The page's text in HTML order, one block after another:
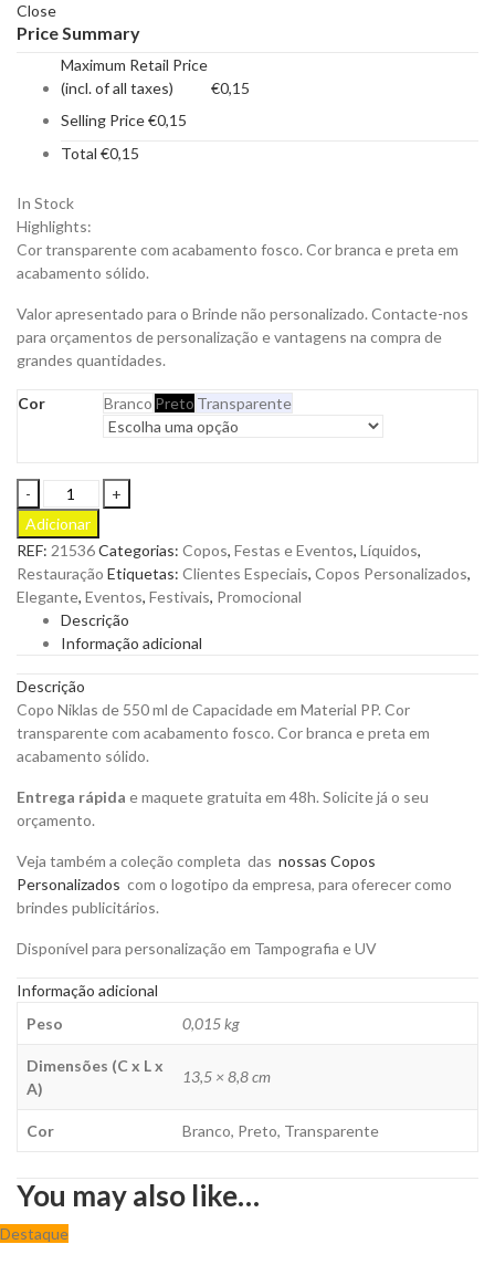
Close
Price Summary
Maximum Retail Price
(incl. of all taxes)
€0,15
Selling Price€0,15
Total €0,15
In Stock
Highlights:
Cor transparente com acabamento fosco. Cor branca e preta em
acabamento sólido.
Valor apresentado para o Brinde não personalizado. Contacte-nos
para orçamentos de personalização e vantagens na compra de
grandes quantidades.
Cor Branco Preto Transparente
Copo
Niklas
de
500
ml
em
PP
com
em
Fosco
para
Personalizar
quantity
Adicionar
REF: 21536Categorias: Copos, Festas e Eventos, Líquidos,
Restauração Etiquetas: Clientes Especiais, Copos Personalizados,
Elegante, Eventos, Festivais, Promocional
Descrição
Informação adicional
Descrição
Copo Niklas de 550 ml de Capacidade em Material PP. Cor
transparente com acabamento fosco. Cor branca e preta em
acabamento sólido.
Entrega rápida e maquete gratuita em 48h. Solicite já o seu
orçamento.
Veja também a coleção completa das nossas Copos
Personalizados com o logotipo da empresa, para oferecer como
brindes publicitários.
Disponível para personalização em Tampografia e UV
Informação adicional
Peso
0,015 kg
Dimensões (C x L x
A)
13,5 × 8,8 cm
Cor Branco, Preto, Transparente
You may also like…
Destaque